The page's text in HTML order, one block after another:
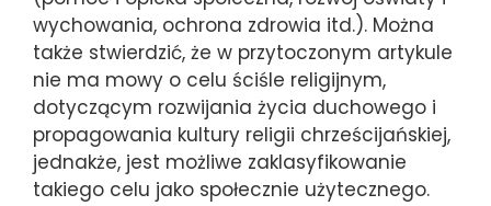
wychowania, ochrona zdrowia itd.). Można
także stwierdzić, że w przytoczonym artykule
nie ma mowy o celu ściśle religijnym,
dotyczącym rozwijania życia duchowego i
propagowania kultury religii chrześcijańskiej,
jednakże, jest możliwe zaklasyfikowanie
takiego celu jako społecznie użytecznego.